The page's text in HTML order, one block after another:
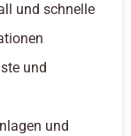
und schnelle
und
und